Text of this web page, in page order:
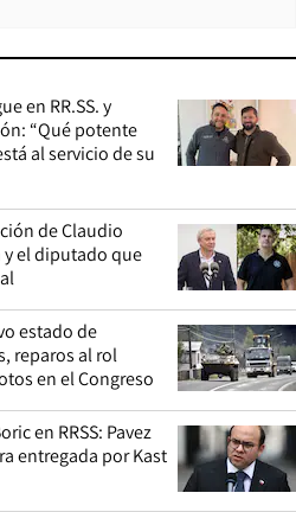
en RR.SS. y
“Qué potente
al servicio de su
de Claudio
y el diputado que
estado de
reparos al rol
en el Congreso
en RRSS: Pavez
entregada por Kast